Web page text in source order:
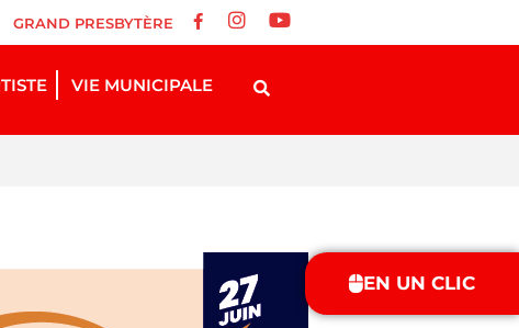
EN UN CLIC
GRAND PRESBYTÈRE
VIE MUNICIPALE